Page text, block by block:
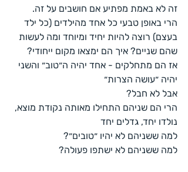
זה לא באמת מפתיע אם חושבים על זה.
הרי באופן טבעי כל אחד מהילדים (כל ילד
בעצם) רוצה להיות יחיד ומיוחד ומה לעשות
שהם שניים? איך הם ימצאו מקום ייחודי?
אז הם מתחלקים - אחד יהיה ה״טוב״ והשני
יהיה ״עושה הצרות״
אבל לא חבל?
הרי הם שניהם התחילו מאותה נקודת מוצא,
נולדו יחד, גדלים יחד
למה ששניהם לא יהיו ״טובים״?
למה ששניהם לא ישתפו פעולה?